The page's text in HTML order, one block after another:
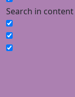
Search in content